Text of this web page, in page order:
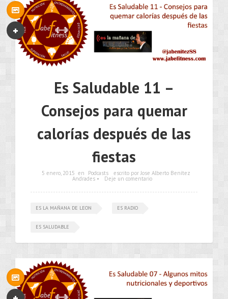
Es Saludable 11 –
Consejos para quemar
calorías después de las
fiestas
5 enero, 2015 en Podcasts escrito por Jose Alberto Benítez
Andrades • Deje un comentario
ES LA MAÑANA DE LEON ES RADIO
ES SALUDABLE